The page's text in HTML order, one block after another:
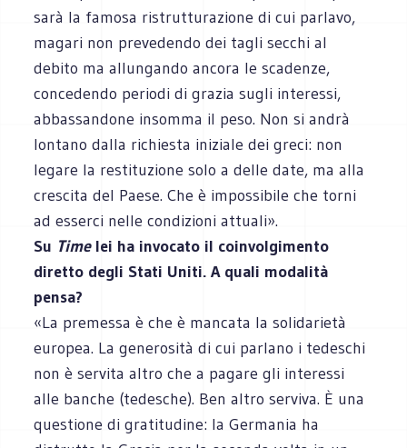
sarà la famosa ristrutturazione di cui parlavo,
magari non prevedendo dei tagli secchi al
debito ma allungando ancora le scadenze,
concedendo periodi di grazia sugli interessi,
abbassandone insomma il peso. Non si andrà
lontano dalla richiesta iniziale dei greci: non
legare la restituzione solo a delle date, ma alla
crescita del Paese. Che è impossibile che torni
ad esserci nelle condizioni attuali».
Su Timelei ha invocato il coinvolgimento
diretto degli Stati Uniti. A quali modalità
pensa?
«La premessa è che è mancata la solidarietà
europea. La generosità di cui parlano i tedeschi
non è servita altro che a pagare gli interessi
alle banche (tedesche). Ben altro serviva. È una
questione di gratitudine: la Germania ha